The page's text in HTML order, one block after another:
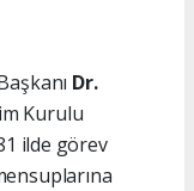
Dr.
Kurulu
ilde görev